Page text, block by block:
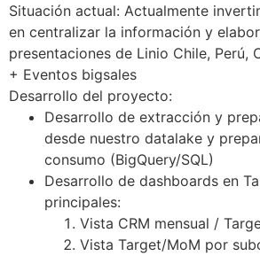
Situación actual: Actualmente
en centralizar la información y
presentaciones de Linio Chile, Perú,
+ Eventos bigsales
Desarrollo del proyecto:
Desarrollo de extracción y
desde nuestro datalake y
consumo (BigQuery/SQL)
Desarrollo de dashboards en
principales:
Vista CRM mensual /
Vista Target/MoM por